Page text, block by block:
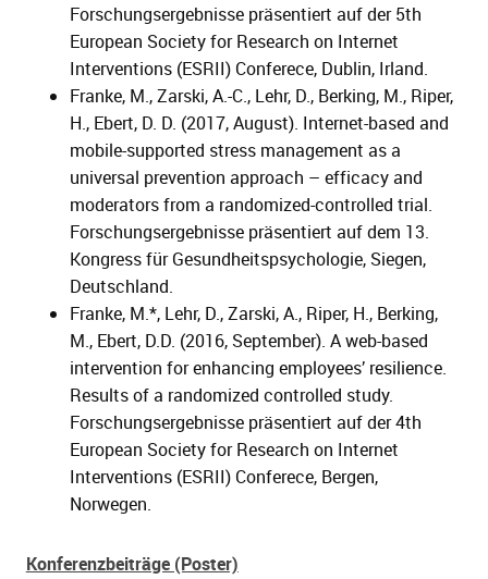
Forschungsergebnisse präsentiert auf der 5th
European Society for Research on Internet
Interventions (ESRII) Conferece, Dublin, Irland.
Franke, M., Zarski, A.-C., Lehr, D., Berking, M., Riper,
H., Ebert, D. D. (2017, August). Internet-based and
mobile-supported stress management as a
universal prevention approach – efficacy and
moderators from a randomized-controlled trial.
Forschungsergebnisse präsentiert auf dem 13.
Kongress für Gesundheitspsychologie, Siegen,
Deutschland.
Franke, M.*, Lehr, D., Zarski, A., Riper, H., Berking,
M., Ebert, D.D. (2016, September). A web-based
intervention for enhancing employees’ resilience.
Results of a randomized controlled study.
Forschungsergebnisse präsentiert auf der 4th
European Society for Research on Internet
Interventions (ESRII) Conferece, Bergen,
Norwegen.
Konferenzbeiträge (Poster)